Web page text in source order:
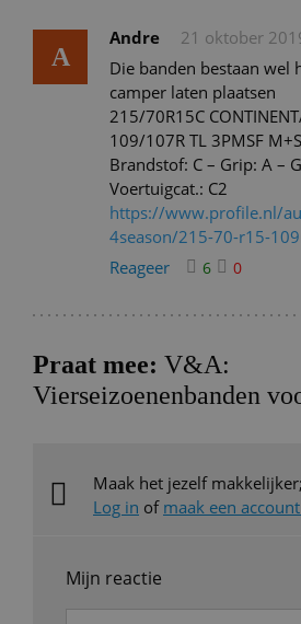
A
Andre
21 oktober
Die banden bestaan wel
camper laten plaatsen
215/70R15C
109/107R TL 3PMSF M+S
Brandstof: C – Grip: A –
Voertuigcat.: C2
https://www.profile.nl/
4season/215-70-r15-
Reageer
6 0
Praat mee: V&A:
Vierseizoenenbanden
Maak het jezelf makkelijker;
Log in of maak een
Mijn reactie